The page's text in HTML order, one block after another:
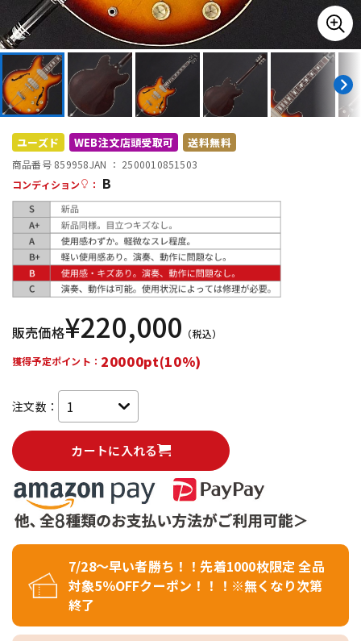
DJ機器 DTM
DTM オンライン納品 レコーディング機器
配信/ライブ機器
ユーズド WEB注文店頭受取可 送料無料
商品番号 859958JAN ： 2500010851503
コンディション
： B
販売価格¥220,000 （税込）
獲得予定ポイント： 20000pt(10%)
注文数：
カートに入れる
7/28～早い者勝ち！！先着1000枚限定 全品
対象5％OFFクーポン！！！※無くなり次第
終了